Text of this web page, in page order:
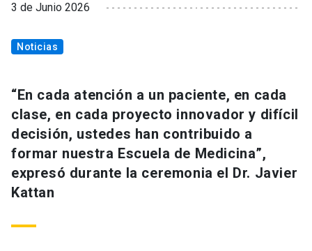
3 de Junio 2026
Noticias
“En cada atención a un paciente, en cada
clase, en cada proyecto innovador y difícil
decisión, ustedes han contribuido a
formar nuestra Escuela de Medicina”,
expresó durante la ceremonia el Dr. Javier
Kattan